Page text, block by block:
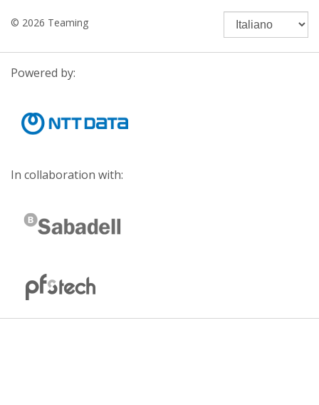
© 2026 Teaming
Powered by:
In collaboration with: